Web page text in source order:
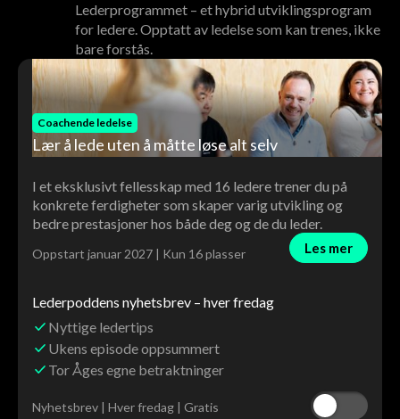
Lederprogrammet – et hybrid utviklingsprogram
for ledere. Opptatt av ledelse som kan trenes, ikke
bare forstås.
Lederpoddens nyhetsbrev – hver fredag
Nyttige ledertips
Ukens episode oppsummert
Tor Åges egne betraktninger
Nyhetsbrev | Hver fredag | Gratis
Coachende ledelse
Lær å lede uten å måtte løse alt selv
I et eksklusivt fellesskap med 16 ledere trener du på
konkrete ferdigheter som skaper varig utvikling og
bedre prestasjoner hos både deg og de du leder.
Oppstart januar 2027 | Kun 16 plasser Les mer